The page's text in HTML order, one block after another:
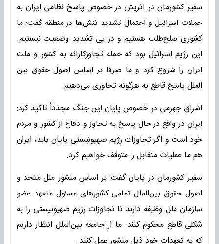
سفیر کشورمان در اتریش در خصوص پاسخ نظامی ایران به
حملات اسرائیل و احتمال تشدید تنش‌ها در منطقه گفت: ما
کشوری صلح‌طلب هستیم و در پی تشدید وضعیت نیستیم.
این رژیم اسرائیل بود که حمله تجاوزکارانه به کشور و ملت
ایران را شروع کرد و ما صرفا بر اساس اصول حقوق بین
الملل پاسخ قاطع به هرگونه تجاوزی می‌دهیم.
اشراق جهرمی در خصوص پایان این جنگ مجدداً تاکید کرد:
ایران در واقع در حال پاسخ به تجاوز و دفاع از کشور و مردم
خود است و اگر تجاوزات رژیم صهیونیستی پایان یابد، ایران
هم ما عملیات متقابل را متوقف خواهیم کرد.
سفیر کشورمان در پایان گفت: بر اساس منشور ملل متحد و
اصول حقوق بین‌الملل تمامی کشورهای مسئول ‌متعهد عضو
سازمان ملل وظیفه دارند تا تجاوزات رژیم صهیونیستی را به
شکلی قاطع محکوم کنند. ما از جامعه بین‌الملل انتظار داریم
که به تعهدات خود ذیل منشور عمل کنند.